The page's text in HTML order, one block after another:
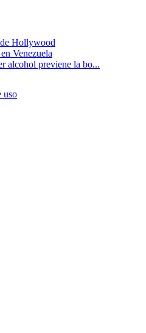
de Hollywood
Venezuela
alcohol previene la bo...
uso